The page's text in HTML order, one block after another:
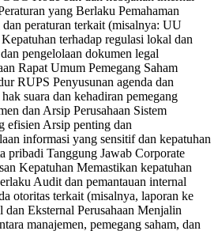
yang Berlaku Pemahaman
peraturan terkait (misalnya: UU
terhadap regulasi lokal dan
pengelolaan dokumen legal
Rapat Umum Pemegang Saham
RUPS Penyusunan agenda dan
suara dan kehadiran pemegang
dan Arsip Perusahaan Sistem
efisien Arsip penting dan
informasi yang sensitif dan kepatuhan
pribadi Tanggung Jawab Corporate
Kepatuhan Memastikan kepatuhan
Audit dan pemantauan internal
otoritas terkait (misalnya, laporan ke
Eksternal Perusahaan Menjalin
manajemen, pemegang saham, dan